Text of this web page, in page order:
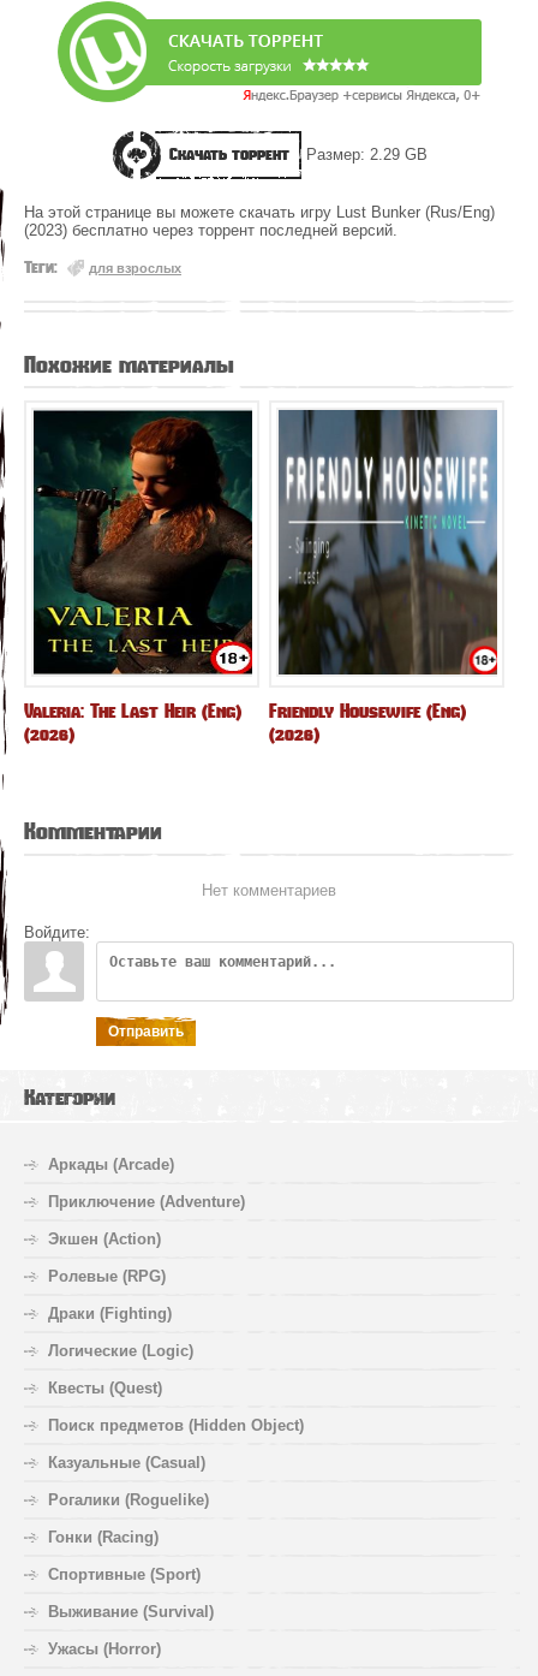
Скачать торрент Размер: 2.29 GB
На этой странице вы можете скачать игру Lust Bunker (Rus/Eng)
(2023) бесплатно через торрент последней версий.
Теги: для взрослых
Похожие материалы
Valeria: The Last Heir (Eng)
(2026)
Friendly Housewife (Eng)
(2026)
Комментарии
Нет комментариев
Войдите:
Отправить
Категории
Аркады (Arcade)
Приключение (Adventure)
Экшен (Action)
Ролевые (RPG)
Драки (Fighting)
Логические (Logic)
Квесты (Quest)
Поиск предметов (Hidden Object)
Казуальные (Casual)
Рогалики (Roguelike)
Гонки (Racing)
Спортивные (Sport)
Выживание (Survival)
Ужасы (Horror)